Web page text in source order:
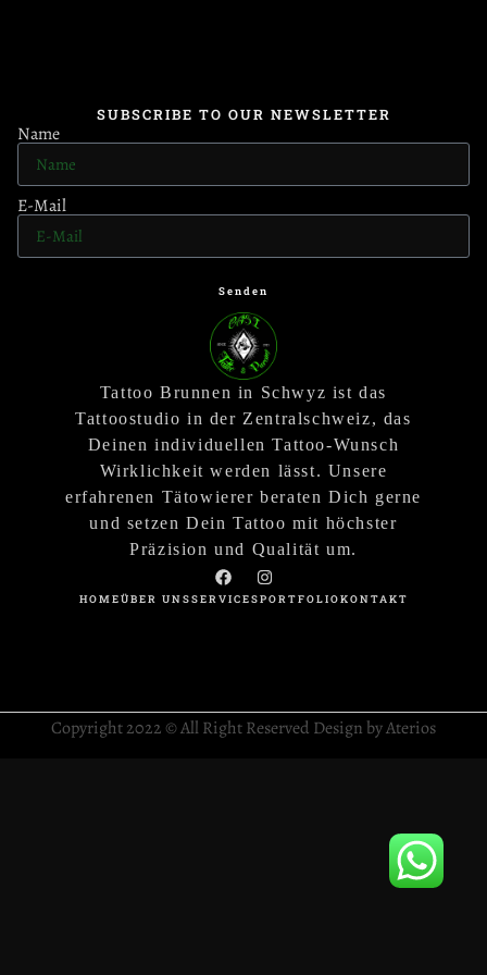
SUBSCRIBE TO OUR NEWSLETTER
Name
E-Mail
Senden
Tattoo Brunnen in Schwyz ist das
Tattoostudio in der Zentralschweiz, das
Deinen individuellen Tattoo-Wunsch
Wirklichkeit werden lässt. Unsere
erfahrenen Tätowierer beraten Dich gerne
und setzen Dein Tattoo mit höchster
Präzision und Qualität um.
HOMEÜBER UNSSERVICESPORTFOLIOKONTAKT
Copyright 2022 © All Right Reserved Design by Aterios